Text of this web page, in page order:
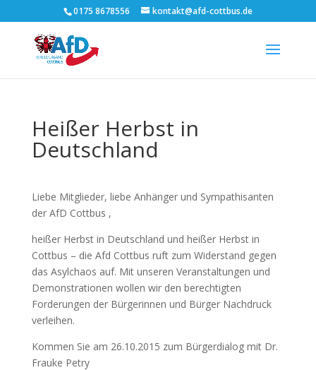
0175 8678556 kontakt@afd-cottbus.de
Heißer Herbst in
Deutschland
Liebe Mitglieder, liebe Anhänger und Sympathisanten
der AfD Cottbus ,
heißer Herbst in Deutschland und heißer Herbst in
Cottbus – die Afd Cottbus ruft zum Widerstand gegen
das Asylchaos auf. Mit unseren Veranstaltungen und
Demonstrationen wollen wir den berechtigten
Forderungen der Bürgerinnen und Bürger Nachdruck
verleihen.
Kommen Sie am 26.10.2015 zum Bürgerdialog mit Dr.
Frauke Petry